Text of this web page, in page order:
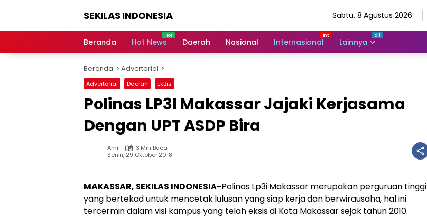
SEKILAS INDONESIA
Terkini,
Latest
World,
Headlines,
News
Sabtu, 8 Agustus 2026
Beranda Hot News Daerah Nasional Internasional Lainnya
Beranda Advertorial
Advertorial Daerah EkBis
Polinas LP3I Makassar Jajaki Kerjasama
Dengan UPT ASDP Bira
Amr
3 Min Baca
Senin, 29 Oktober 2018
MAKASSAR, SEKILAS INDONESIA-Polinas Lp3i Makassar merupakan perguruan tinggi
yang bertekad untuk mencetak lulusan yang siap kerja dan berwirausaha, hal ini
tercermin dalam visi kampus yang telah eksis di Kota Makassar sejak tahun 2010.